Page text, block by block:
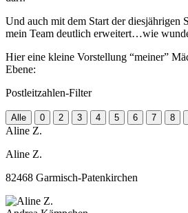
Und auch mit dem Start der diesjährigen
mein Team deutlich erweitert…wie
Hier eine kleine Vorstellung “meiner”
Ebene:
Postleitzahlen-Filter
Alle 0 2 3 4 5 6 7 8
Aline Z.
Aline Z.
82468 Garmisch-Patenkirchen